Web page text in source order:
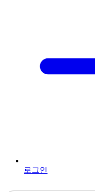
로그인